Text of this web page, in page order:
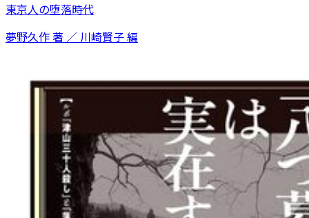
東京人の堕落時代
夢野久作 著 ／ 川崎賢子 編